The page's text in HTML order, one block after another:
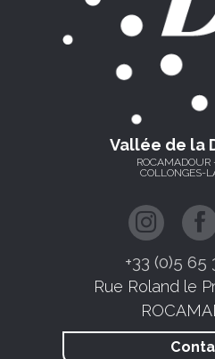
Vallée de la
ROCAMADOUR
COLLONGES-
+33 (0)5 65
Rue Roland le